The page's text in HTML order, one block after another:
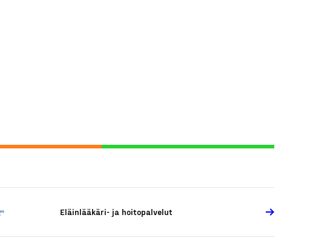
Eläinlääkäri- ja hoitopalvelut